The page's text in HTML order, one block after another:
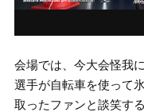
会場では、今大会怪我
選手が自転車を使って
取ったファンと談笑す